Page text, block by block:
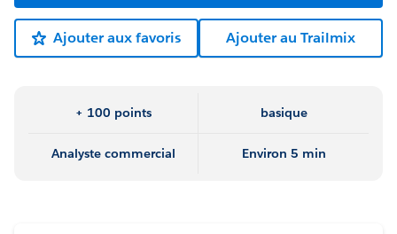
Ajouter aux favoris Ajouter au Trailmix
+ 100 points basique
Analyste commercial Environ 5 min